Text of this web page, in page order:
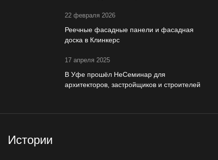
22 февраля 2026
Реечные фасадные панели и фасадная
доска в Клинкерс
17 апреля 2025
В Уфе прошёл НеСеминар для
архитекторов, застройщиков и строителей
Истории